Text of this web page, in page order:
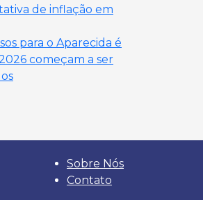
de inflação em
para o Aparecida é
começam a ser
Sobre Nós
Contato